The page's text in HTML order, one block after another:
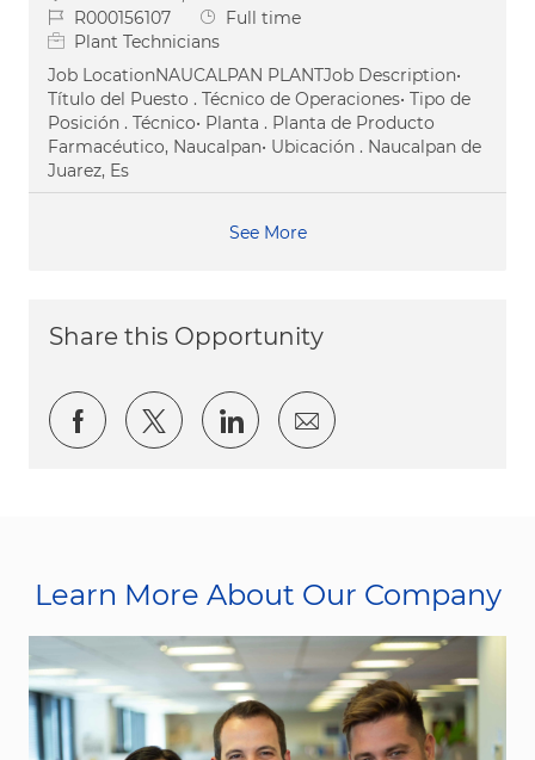
Job IdR000156107 Job Type
Full time
Plant Technicians
Job LocationNAUCALPAN PLANTJob Description•
Título del Puesto . Técnico de Operaciones• Tipo de
Posición . Técnico• Planta . Planta de Producto
Farmacéutico, Naucalpan• Ubicación . Naucalpan de
Juarez, Es
See More
Share this Opportunity
Share via Facebook
Share via twitter
Share via LinkedIn
Share via email
Learn More About Our Company